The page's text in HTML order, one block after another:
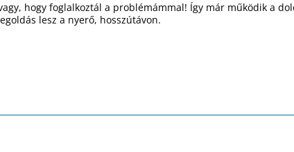
hogy foglalkoztál a problémámmal! Így már működik a
lesz a nyerő, hosszútávon.